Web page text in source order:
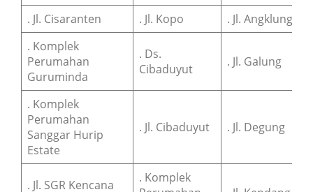
. Jl. Cisaranten . Jl. Kopo
. Jl. Angklung
. Komplek
Perumahan
Guruminda
. Ds.
Cibaduyut
. Jl. Galung
. Komplek
Perumahan
Sanggar Hurip
Estate
. Jl. Cibaduyut . Jl. Degung
. Jl. SGR Kencana
. Komplek